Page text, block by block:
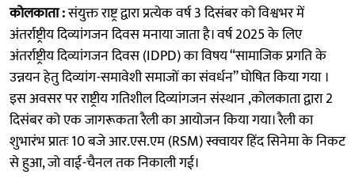
कोलकाता :संयुक्त राष्ट्र द्वारा प्रत्येक वर्ष 3 दिसंबर को विश्वभर में
अंतर्राष्ट्रीय दिव्यांगजन दिवस मनाया जाता है। वर्ष 2025 के लिए
अंतर्राष्ट्रीय दिव्यांगजन दिवस (IDPD) का विषय “सामाजिक प्रगति के
उन्नयन हेतु दिव्यांग-समावेशी समाजों का संवर्धन” घोषित किया गया ।
इस अवसर पर राष्ट्रीय गतिशील दिव्यांगजन संस्थान ,कोलकाता द्वारा 2
दिसंबर को एक जागरूकता रैली का आयोजन किया गया। रैली का
शुभारंभ प्रातः 10 बजे आर.एस.एम (RSM) स्क्वायर हिंद सिनेमा के निकट
से हुआ, जो वाई-चैनल तक निकाली गई।